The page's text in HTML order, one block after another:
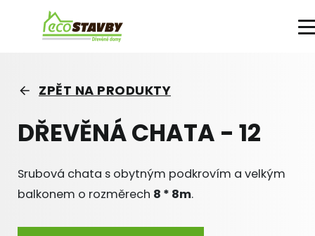
PRODUKTY A SLUŽBY
ZPĚT NA PRODUKTY
DŘEVĚNÁ CHATA - 12
Srubová chata s obytným podkrovím a velkým
balkonem o rozměrech 8 * 8m.